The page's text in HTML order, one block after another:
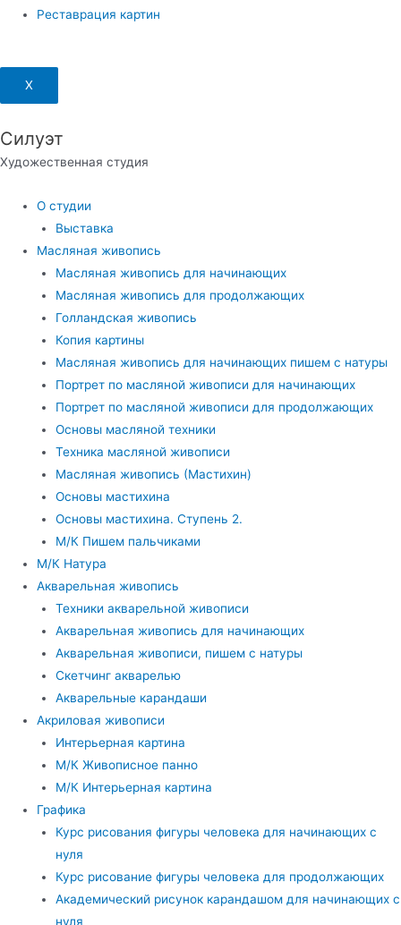
Реставрация картин
X
Силуэт
Художественная студия
Меню
О студии
Выставка
Масляная живопись
Масляная живопись для начинающих
Масляная живопись для продолжающих
Голландская живопись
Копия картины
Масляная живопись для начинающих пишем с натуры
Портрет по масляной живописи для начинающих
Портрет по масляной живописи для продолжающих
Основы масляной техники
Техника масляной живописи
Масляная живопись (Мастихин)
Основы мастихина
Основы мастихина. Ступень 2.
М/К Пишем пальчиками
М/К Натура
Акварельная живопись
Техники акварельной живописи
Акварельная живопись для начинающих
Акварельная живописи, пишем с натуры
Скетчинг акварелью
Акварельные карандаши
Акриловая живописи
Интерьерная картина
М/К Живописное панно
М/К Интерьерная картина
Графика
Курс рисования фигуры человека для начинающих с
нуля
Курс рисование фигуры человека для продолжающих
Академический рисунок карандашом для начинающих с
нуля